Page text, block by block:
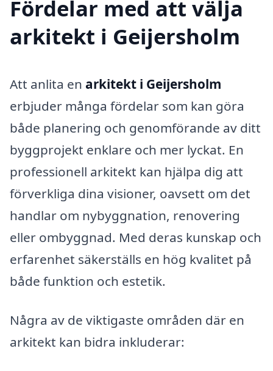
Fördelar med att välja
arkitekt i Geijersholm
Att anlita en arkitekt i Geijersholm
erbjuder många fördelar som kan göra
både planering och genomförande av ditt
byggprojekt enklare och mer lyckat. En
professionell arkitekt kan hjälpa dig att
förverkliga dina visioner, oavsett om det
handlar om nybyggnation, renovering
eller ombyggnad. Med deras kunskap och
erfarenhet säkerställs en hög kvalitet på
både funktion och estetik.
Några av de viktigaste områden där en
arkitekt kan bidra inkluderar: